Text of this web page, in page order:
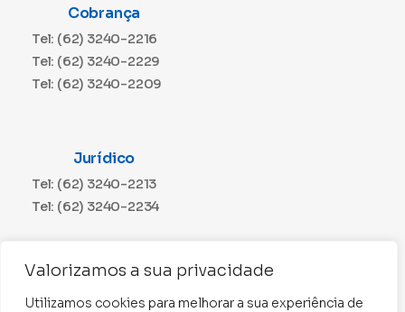
Valorizamos a sua privacidade
Utilizamos cookies para melhorar a sua experiência de
Cobrança
Tel: (62) 3240-2216
Tel: (62) 3240-2229
Tel: (62) 3240-2209
Jurídico
Tel: (62) 3240-2213
Tel: (62) 3240-2234
Tel: (62) 3240-2230